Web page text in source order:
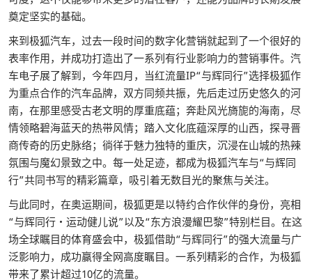
奠定坚实的基础。
来到极狐汽车，过去一段时间的数字化营销就起到了一个很好的
表率作用，并成功打造出了一系列有行业影响力的营销事件。汽
车电子展了解到，今年四月，当红流量IP“与辉同行”选择极狐作
为重点合作的汽车品牌，双方同频共振，先后走过历史悠久的河
南，在那里感受古老文明的厚重底蕴；奔赴风光旖旎的海南，尽
情领略碧海蓝天的热带风情；踏入文化底蕴深厚的山西，探寻晋
商传奇的历史脉络；徜徉于魅力独特的重庆，沉浸在山城的热辣
氛围与魔幻景致之中。每一处足迹，都成为极狐汽车与“与辉同
行”共同书写的精彩篇章，吸引着无数目光的聚焦与关注。
与此同时，在奥运期间，极狐更是以特约合作伙伴的身份，亮相
“与辉同行・运动健儿说”以及“东方浪漫耀巴黎”特别栏目。在这
场全球瞩目的体育盛会中，极狐借助“与辉同行”的强大流量与广
泛影响力，成功赢得全网高度瞩目。一系列精彩的合作，为极狐
带来了累计超过10亿的流量。